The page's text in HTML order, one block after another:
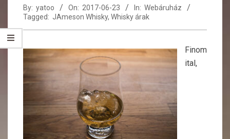
By: yatoo On: 2017-06-23 In: Webáruház
Tagged: JAmeson Whisky, Whisky árak
Finom
ital,